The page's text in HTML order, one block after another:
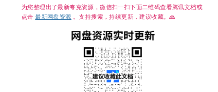
【豆瓣9.8
分】【剧情 /
历史】【陈
为您整理出了最新夸克资源，微信扫一扫下面二维码查看腾讯文档或
点击最新网盘资源 。支持搜索，持续更新，建议收藏。🙏